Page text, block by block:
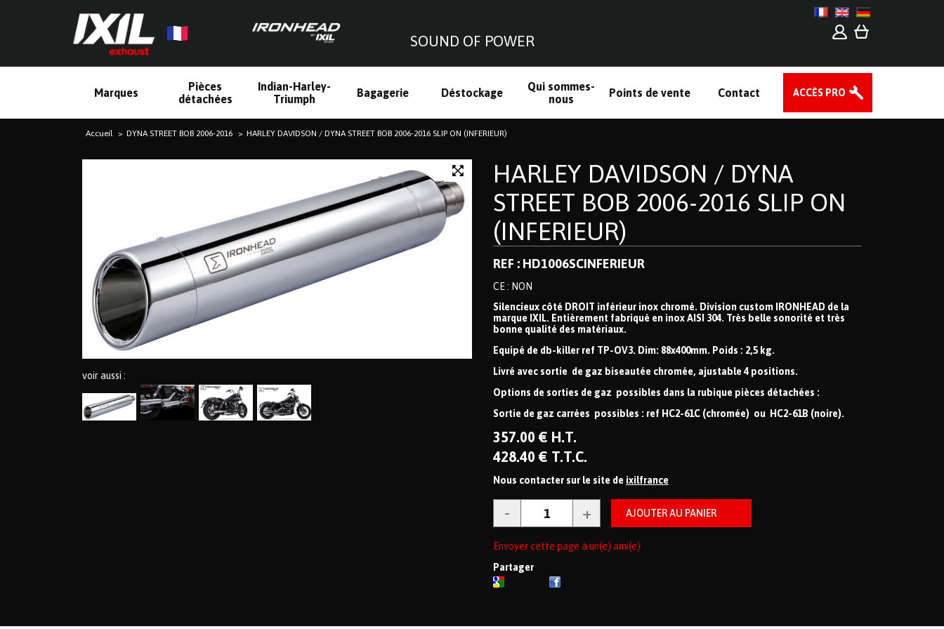
SOUND OF POWER
Marques
Pièces
détachées
Indian-Harley-
Triumph
Bagagerie Déstockage
Qui sommes-
nous
Points de vente Contact ACCÈS PRO
Accueil DYNA STREET BOB 2006-2016 HARLEY DAVIDSON / DYNA STREET BOB 2006-2016 SLIP ON (INFERIEUR)
voir aussi :
HARLEY DAVIDSON / DYNA
STREET BOB 2006-2016 SLIP ON
(INFERIEUR)
REF : HD1006SCINFERIEUR
CE : NON
Silencieux côté DROIT inférieur inox chromé. Division custom IRONHEAD de la
marque IXIL. Entièrement fabriqué en inox AISI 304. Très belle sonorité et très
bonne qualité des matériaux.
Equipé de db-killer ref TP-OV3. Dim: 88x400mm. Poids : 2,5 kg.
Livré avec sortie de gaz biseautée chromée, ajustable 4 positions.
Options de sorties de gaz possibles dans la rubique pièces détachées :
Sortie de gaz carrées possibles : ref HC2-61C (chromée) ou HC2-61B (noire).
357.00 € H.T.
428.40 € T.T.C.
Nous contacter sur le site de ixilfrance
Envoyer cette page à un(e) ami(e)
Partager